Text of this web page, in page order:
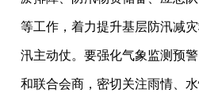
等工作，着力提升基层防汛减
汛主动仗。要强化气象监测预
和联合会商，密切关注雨情、